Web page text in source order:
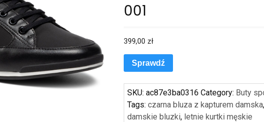
001
399,00 zł
Sprawdź
SKU:ac87e3ba0316 Category: Buty
Tags:czarna bluza z kapturem damska
damskie bluzki, letnie kurtki męskie